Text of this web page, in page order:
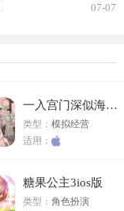
07-07
一入宫门深似海ios版
类型：模拟经营
适用：
糖果公主3ios版
类型：角色扮演